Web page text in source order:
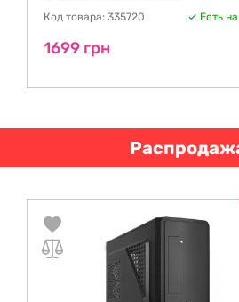
Код товара: 335720 Есть
1699 грн